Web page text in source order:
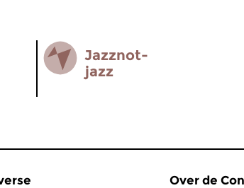
Jazz­not­
jazz
Over de